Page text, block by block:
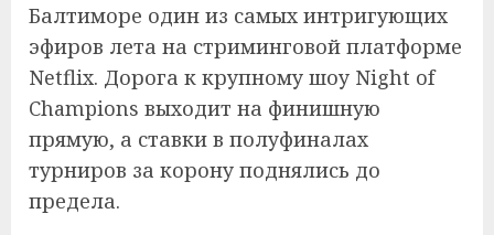
Балтиморе один из самых интригующих
эфиров лета на стриминговой платформе
Netflix. Дорога к крупному шоу Night of
Champions выходит на финишную
прямую, а ставки в полуфиналах
турниров за корону поднялись до
предела.